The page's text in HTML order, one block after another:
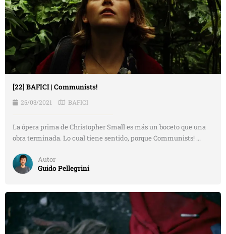
[22] BAFICI | Communists!
25/03/2021 BAFICI
La ópera prima de Christopher Small es más un boceto que una
obra terminada. Lo cual tiene sentido, porque Communists! ...
Autor
Guido Pellegrini